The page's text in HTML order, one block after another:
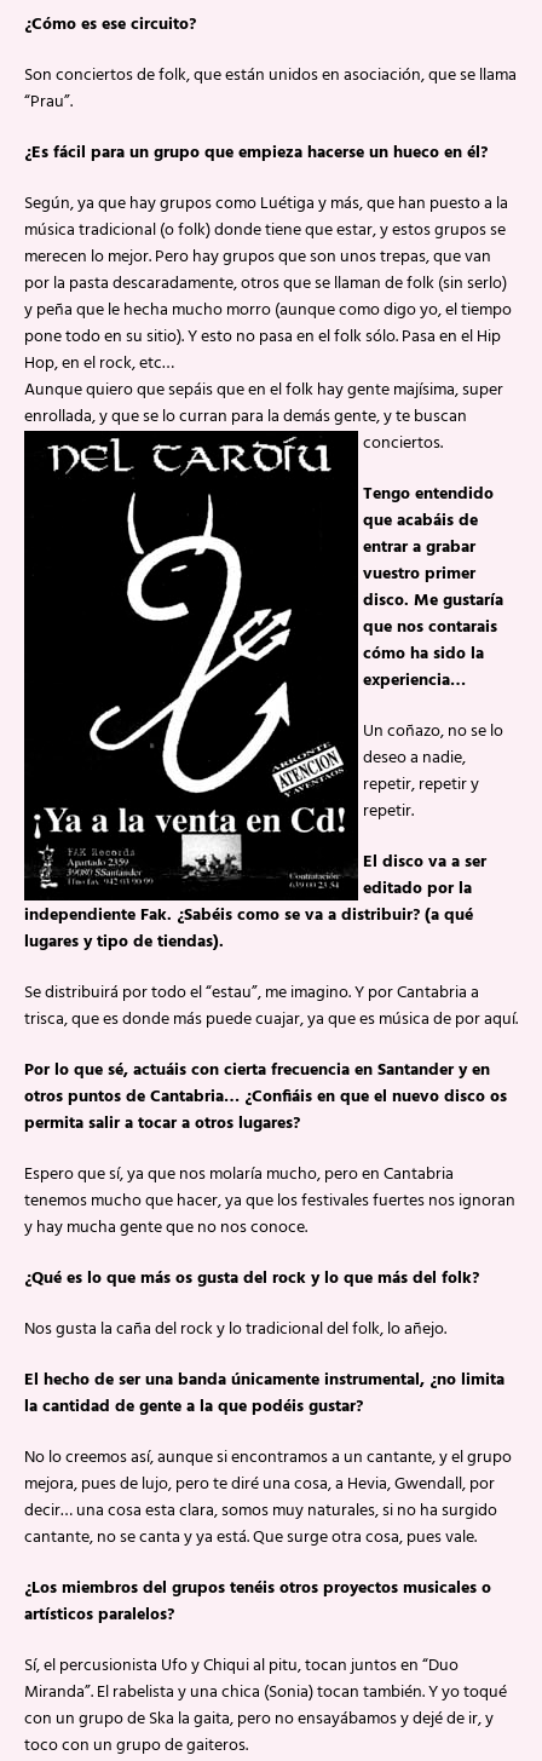
¿Cómo es ese circuito?
Son conciertos de folk, que están unidos en asociación, que se llama
“Prau”.
¿Es fácil para un grupo que empieza hacerse un hueco en él?
Según, ya que hay grupos como Luétiga y más, que han puesto a la
música tradicional (o folk) donde tiene que estar, y estos grupos se
merecen lo mejor. Pero hay grupos que son unos trepas, que van
por la pasta descaradamente, otros que se llaman de folk (sin serlo)
y peña que le hecha mucho morro (aunque como digo yo, el tiempo
pone todo en su sitio). Y esto no pasa en el folk sólo. Pasa en el Hip
Hop, en el rock, etc…
Aunque quiero que sepáis que en el folk hay gente majísima, super
enrollada, y que se lo curran para la demás gente, y te buscan
conciertos.
Tengo entendido
que acabáis de
entrar a grabar
vuestro primer
disco. Me gustaría
que nos contarais
cómo ha sido la
experiencia…
Un coñazo, no se lo
deseo a nadie,
repetir, repetir y
repetir.
El disco va a ser
editado por la
independiente Fak. ¿Sabéis como se va a distribuir? (a qué
lugares y tipo de tiendas).
Se distribuirá por todo el “estau”, me imagino. Y por Cantabria a
trisca, que es donde más puede cuajar, ya que es música de por aquí.
Por lo que sé, actuáis con cierta frecuencia en Santander y en
otros puntos de Cantabria… ¿Confiáis en que el nuevo disco os
permita salir a tocar a otros lugares?
Espero que sí, ya que nos molaría mucho, pero en Cantabria
tenemos mucho que hacer, ya que los festivales fuertes nos ignoran
y hay mucha gente que no nos conoce.
¿Qué es lo que más os gusta del rock y lo que más del folk?
Nos gusta la caña del rock y lo tradicional del folk, lo añejo.
El hecho de ser una banda únicamente instrumental, ¿no limita
la cantidad de gente a la que podéis gustar?
No lo creemos así, aunque si encontramos a un cantante, y el grupo
mejora, pues de lujo, pero te diré una cosa, a Hevia, Gwendall, por
decir… una cosa esta clara, somos muy naturales, si no ha surgido
cantante, no se canta y ya está. Que surge otra cosa, pues vale.
¿Los miembros del grupos tenéis otros proyectos musicales o
artísticos paralelos?
Sí, el percusionista Ufo y Chiqui al pitu, tocan juntos en “Duo
Miranda”. El rabelista y una chica (Sonia) tocan también. Y yo toqué
con un grupo de Ska la gaita, pero no ensayábamos y dejé de ir, y
toco con un grupo de gaiteros.